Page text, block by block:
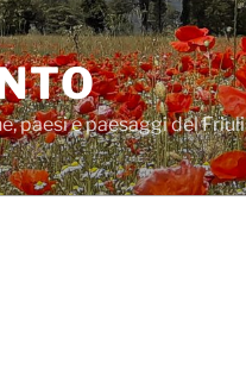
paesi e paesaggi del Friuli